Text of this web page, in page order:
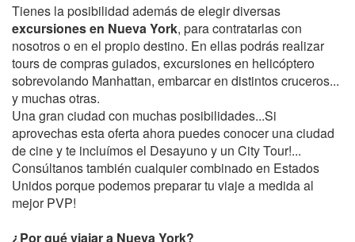
Tienes la posibilidad además de elegir diversas
excursiones en Nueva York, para contratarlas con
nosotros o en el propio destino. En ellas podrás realizar
tours de compras guiados, excursiones en helicóptero
sobrevolando Manhattan, embarcar en distintos cruceros...
y muchas otras.
Una gran ciudad con muchas posibilidades...Si
aprovechas esta oferta ahora puedes conocer una ciudad
de cine y te incluímos el Desayuno y un City Tour!...
Consúltanos también cualquier combinado en Estados
Unidos porque podemos preparar tu viaje a medida al
mejor PVP!
¿Por qué viajar a Nueva York?